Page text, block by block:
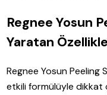
Regnee Yosun
Yaratan
Regnee Yosun Peeling
etkili formülüyle dikkat